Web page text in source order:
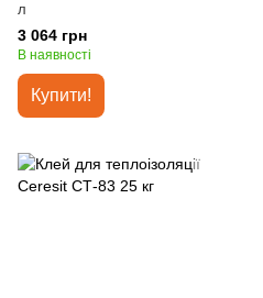
л
3 064 грн
В наявності
Купити!